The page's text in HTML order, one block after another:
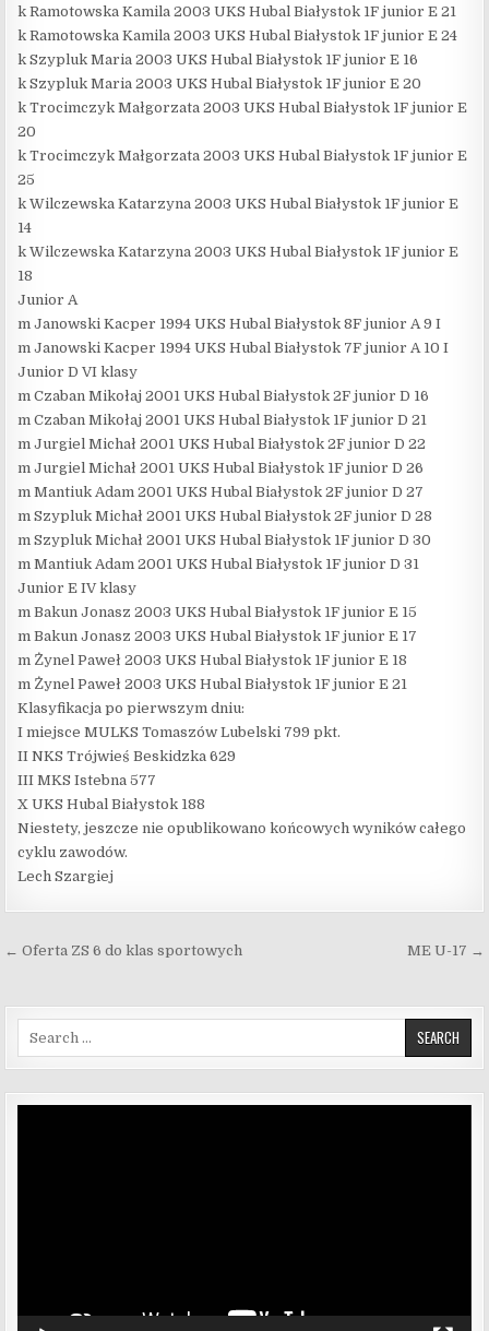
k Ramotowska Kamila 2003 UKS Hubal Białystok 1F junior E 21
k Ramotowska Kamila 2003 UKS Hubal Białystok 1F junior E 24
k Szypluk Maria 2003 UKS Hubal Białystok 1F junior E 16
k Szypluk Maria 2003 UKS Hubal Białystok 1F junior E 20
k Trocimczyk Małgorzata 2003 UKS Hubal Białystok 1F junior E
20
k Trocimczyk Małgorzata 2003 UKS Hubal Białystok 1F junior E
25
k Wilczewska Katarzyna 2003 UKS Hubal Białystok 1F junior E
14
k Wilczewska Katarzyna 2003 UKS Hubal Białystok 1F junior E
18
Junior A
m Janowski Kacper 1994 UKS Hubal Białystok 8F junior A 9 I
m Janowski Kacper 1994 UKS Hubal Białystok 7F junior A 10 I
Junior D VI klasy
m Czaban Mikołaj 2001 UKS Hubal Białystok 2F junior D 16
m Czaban Mikołaj 2001 UKS Hubal Białystok 1F junior D 21
m Jurgiel Michał 2001 UKS Hubal Białystok 2F junior D 22
m Jurgiel Michał 2001 UKS Hubal Białystok 1F junior D 26
m Mantiuk Adam 2001 UKS Hubal Białystok 2F junior D 27
m Szypluk Michał 2001 UKS Hubal Białystok 2F junior D 28
m Szypluk Michał 2001 UKS Hubal Białystok 1F junior D 30
m Mantiuk Adam 2001 UKS Hubal Białystok 1F junior D 31
Junior E IV klasy
m Bakun Jonasz 2003 UKS Hubal Białystok 1F junior E 15
m Bakun Jonasz 2003 UKS Hubal Białystok 1F junior E 17
m Żynel Paweł 2003 UKS Hubal Białystok 1F junior E 18
m Żynel Paweł 2003 UKS Hubal Białystok 1F junior E 21
Klasyfikacja po pierwszym dniu:
I miejsce MULKS Tomaszów Lubelski 799 pkt.
II NKS Trójwieś Beskidzka 629
III MKS Istebna 577
X UKS Hubal Białystok 188
Niestety, jeszcze nie opublikowano końcowych wyników całego
cyklu zawodów.
Lech Szargiej
Nawigacja wpisu ME U-17 →
← Oferta ZS 6 do klas sportowych
Search for: